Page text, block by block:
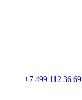
+7 499 112 36 69